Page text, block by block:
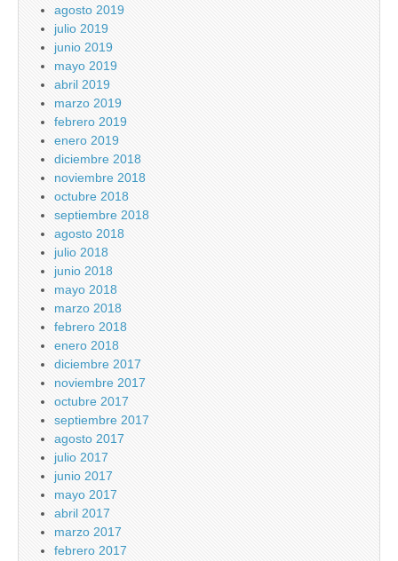
agosto 2019
julio 2019
junio 2019
mayo 2019
abril 2019
marzo 2019
febrero 2019
enero 2019
diciembre 2018
noviembre 2018
octubre 2018
septiembre 2018
agosto 2018
julio 2018
junio 2018
mayo 2018
marzo 2018
febrero 2018
enero 2018
diciembre 2017
noviembre 2017
octubre 2017
septiembre 2017
agosto 2017
julio 2017
junio 2017
mayo 2017
abril 2017
marzo 2017
febrero 2017